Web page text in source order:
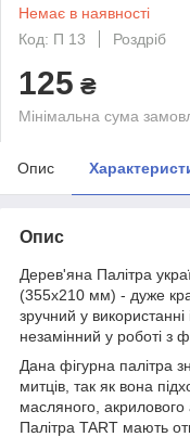
Немає в наявності
Код: П 13
Роздріб
125 ₴
Мінімальна сума
Опис
Опис
Дерев'яна Палітра
(355х210 мм) - дуже
зручний у
незамінний у роботі з
Дана фігурна палітра
митців, так як вона
масляного,
Палітра TART мають